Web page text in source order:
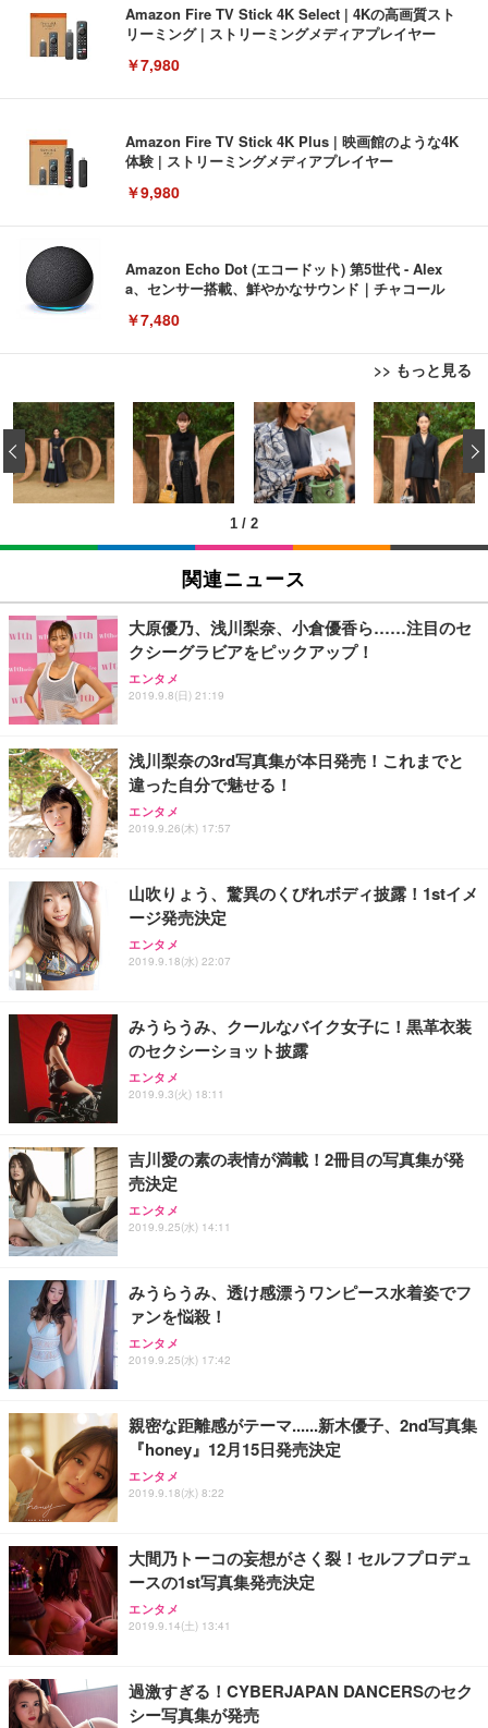
Amazon Fire TV Stick 4K Select | 4Kの高画質スト
リーミング | ストリーミングメディアプレイヤー
￥7,980
Amazon Fire TV Stick 4K Plus | 映画館のような4K
体験 | ストリーミングメディアプレイヤー
￥9,980
Amazon Echo Dot (エコードット) 第5世代 - Alex
a、センサー搭載、鮮やかなサウンド｜チャコール
￥7,480
>> もっと見る
[EdoErgo] オフィスチェア 椅子 テレワーク 疲れな
い 跳ね上げ式アームレスト コンパクト 約105度ロッ
キング pc 事務椅子 360度回転 座面昇降 強化ナイロ
ン樹脂ベース 通気性メッシュ 在宅ワーク H-WY01
(黒網+黒枠+黒足)
￥5,699
SIHOO B100 オフィスチェア／デスクチェア メッシ
ュチェア 人間工学 疲れない ブラック
￥27,999
Sezlife オフィスチェア デスクチェア 疲れない テレ
ワーク チェア 強化バックレスト 30度ロッキング機
能 人間工学 椅子 腰サポート 90度跳ね上げ式アーム
務用 おしゃれ パソコンチェア (ブラック)
Sezlife オフィスチェア デスクチェア 疲れない テレ
ワーク チェア 強化バックレスト 30度ロッキング機
能 人間工学 椅子 腰サポート 90度跳ね上げ式アーム
務用 おしゃれ パソコンチェア (ホワイト)
ANDWINT オフィスチェア デスクチェア 肘なし メ
ッシュ 通気性 ランバーサポート付き 腰サポート ガ
ス圧無段階昇降 360度回転 キャスター付き コンパク
EIZO ビジネス向けプレミアムモニター | FlexScan
EV3240X-WT | 31.5型4K UHD・USB Type-C・ホワ
イト
￥105,595
EIZO ビジネス向けプレミアムモニター | FlexScan
￥109,572
【純正品】27"ゲーミングモニター DualSense 充電
フック付き（CFI-ZDM1J）
【整備済み品】Dell E2724HS 27インチ 液晶モニタ
ー フルHD（1920×1080）VA 非光沢 HDMI/DisplayP
ort/VGA スピーカー内蔵 高さ調整 スイベル VESA対
【MiniLED/24.5inch/280Hz/FHD】GRAPHT THE S
HOOTER Gaming Monitor 24” Essential ゲーミン
グモニター QD 24.5インチ 1ms FHD 量子ドット 残
Amazonベーシック ペットシーツ 薄型 レギュラー 1
回使い捨て 無香料 ホワイト 300枚
￥3,373
Amazonベーシック ペットシーツ 厚型 ワイド 42枚
x2袋(84枚) ホワイト(吸収面:ライトブルー)
￥3,234
ネオ・ルーライフ ネオ・オムツ L 中型犬用 26枚入
り 単品
Smart Basic(スマートベーシック) 【Amazon.co.jp
限定】 Smart Basic アイリスオーヤマ ペットシーツ
超厚型 お徳用 ワイド 100枚入 (x 1) (ケース販売)
アイリスオーヤマ ペットシーツ 超厚型 お徳用 レギ
ュラー 200枚入【Amazon.co.jp限定】
1 / 2
‹
関連ニュース
大原優乃、浅川梨奈、小倉優香ら……注目のセ
クシーグラビアをピックアップ！
エンタメ
2019.9.8(日) 21:19
浅川梨奈の3rd写真集が本日発売！これまでと
違った自分で魅せる！
エンタメ
2019.9.26(木) 17:57
山吹りょう、驚異のくびれボディ披露！1stイメ
ージ発売決定
エンタメ
2019.9.18(水) 22:07
みうらうみ、クールなバイク女子に！黒革衣装
のセクシーショット披露
エンタメ
2019.9.3(火) 18:11
吉川愛の素の表情が満載！2冊目の写真集が発
売決定
エンタメ
2019.9.25(水) 14:11
みうらうみ、透け感漂うワンピース水着姿でフ
ァンを悩殺！
エンタメ
2019.9.25(水) 17:42
親密な距離感がテーマ......新木優子、2nd写真集
『honey』12月15日発売決定
エンタメ
2019.9.18(水) 8:22
大間乃トーコの妄想がさく裂！セルフプロデュ
ースの1st写真集発売決定
エンタメ
2019.9.14(土) 13:41
過激すぎる！CYBERJAPAN DANCERSのセク
シー写真集が発売